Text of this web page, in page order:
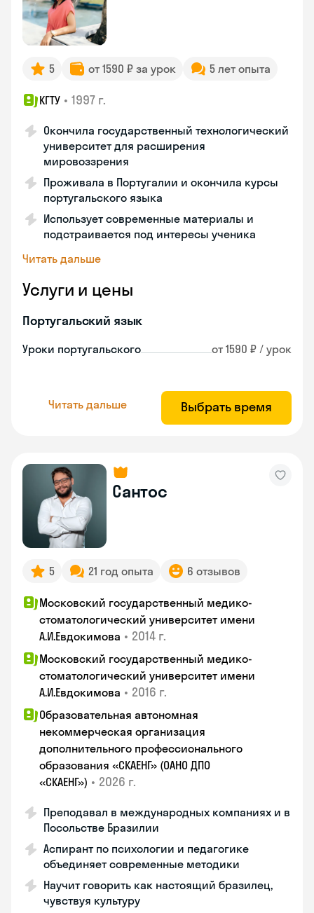
5 от 1590 ₽ за урок 5 лет опыта
КГТУ • 1997 г.
Окончила государственный технологический
университет для расширения
мировоззрения
Проживала в Португалии и окончила курсы
португальского языка
Использует современные материалы и
подстраивается под интересы ученика
Читать дальше
Услуги и цены
Португальский язык
Уроки португальского от 1590 ₽ / урок
Читать дальше Выбрать время
Сантос
5 21 год опыта 6 отзывов
Московский государственный медико-
стоматологический университет имени
А.И.Евдокимова • 2014 г.
Московский государственный медико-
стоматологический университет имени
А.И.Евдокимова • 2016 г.
Образовательная автономная
некоммерческая организация
дополнительного профессионального
образования «СКАЕНГ» (ОАНО ДПО
«СКАЕНГ») • 2026 г.
Преподавал в международных компаниях и в
Посольстве Бразилии
Аспирант по психологии и педагогике
объединяет современные методики
Научит говорить как настоящий бразилец,
чувствуя культуру